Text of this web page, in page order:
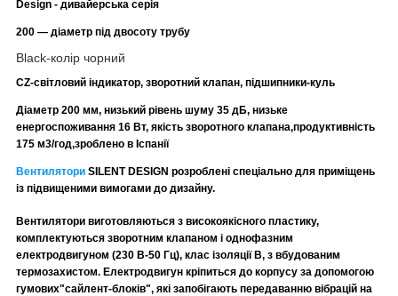
Design - дивайерська серія
200 — діаметр під двосоту трубу
Black-колір чорний
CZ-світловий індикатор, зворотний клапан, підшипники-куль
Діаметр 200 мм, низький рівень шуму 35 дБ, низьке
енергоспоживання 16 Вт, якість зворотного клапана,продуктивність
175 м3/год,зроблено в Іспанії
Вентилятори SILENT DESIGN розроблені спеціально для приміщень
із підвищеними вимогами до дизайну.
Вентилятори виготовляються з високоякісного пластику,
комплектуються зворотним клапаном і однофазним
електродвигуном (230 В-50 Гц), клас ізоляції B, з вбудованим
термозахистом. Електродвигун кріпиться до корпусу за допомогою
гумових"сайлент-блоків", які запобігають передаванню вібрацій на